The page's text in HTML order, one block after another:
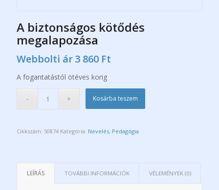
A biztonságos kötődés
megalapozása
Webbolti ár 3 860 Ft
A fogantatástól ötéves korig
Kosárba teszem
Cikkszám: 50874 Kategória: Nevelés, Pedagógia
LEÍRÁS TOVÁBBI INFORMÁCIÓK VÉLEMÉNYEK (0)